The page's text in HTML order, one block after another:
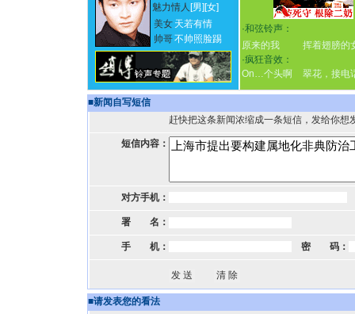
魅力情人 [男] [女]
美女 天若有情
帅哥不帅照脸踢
·和弦铃声：
原来的我
挥着翅膀的
·疯狂音效：
On…个头啊
翠花，接
■新闻自写短信
赶快把这条新闻浓缩成一条短信，发给你想
短信内容：
对方手机：
署 名：
手 机： 密 码：
■请发表您的看法